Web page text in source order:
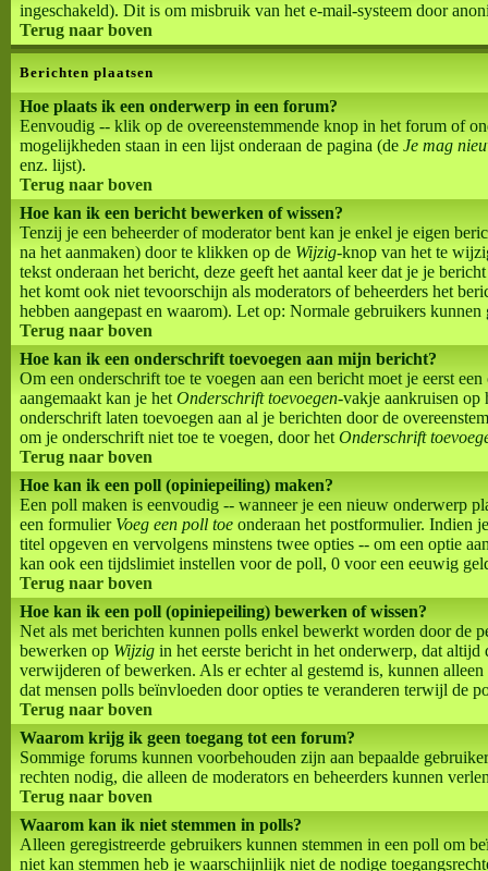
ingeschakeld). Dit is om misbruik van het e-mail-systeem door
Terug naar boven
Berichten plaatsen
Hoe plaats ik een onderwerp in een forum?
Eenvoudig -- klik op de overeenstemmende knop in het forum of
mogelijkheden staan in een lijst onderaan de pagina (de Je mag
enz. lijst).
Terug naar boven
Hoe kan ik een bericht bewerken of wissen?
Tenzij je een beheerder of moderator bent kan je enkel je eigen
na het aanmaken) door te klikken op de Wijzig-knop van het te
tekst onderaan het bericht, deze geeft het aantal keer dat je je
het komt ook niet tevoorschijn als moderators of beheerders het
hebben aangepast en waarom). Let op: Normale gebruikers
Terug naar boven
Hoe kan ik een onderschrift toevoegen aan mijn bericht?
Om een onderschrift toe te voegen aan een bericht moet je eerst
aangemaakt kan je het Onderschrift toevoegen-vakje aankruisen op
onderschrift laten toevoegen aan al je berichten door de
om je onderschrift niet toe te voegen, door het Onderschrift
Terug naar boven
Hoe kan ik een poll (opiniepeiling) maken?
Een poll maken is eenvoudig -- wanneer je een nieuw onderwerp
een formulier Voeg een poll toe onderaan het postformulier. Indien
titel opgeven en vervolgens minstens twee opties -- om een optie
kan ook een tijdslimiet instellen voor de poll, 0 voor een eeuwig
Terug naar boven
Hoe kan ik een poll (opiniepeiling) bewerken of wissen?
Net als met berichten kunnen polls enkel bewerkt worden door de
bewerken op Wijzig in het eerste bericht in het onderwerp, dat
verwijderen of bewerken. Als er echter al gestemd is, kunnen
dat mensen polls beïnvloeden door opties te veranderen terwijl de
Terug naar boven
Waarom krijg ik geen toegang tot een forum?
Sommige forums kunnen voorbehouden zijn aan bepaalde
rechten nodig, die alleen de moderators en beheerders kunnen
Terug naar boven
Waarom kan ik niet stemmen in polls?
Alleen geregistreerde gebruikers kunnen stemmen in een poll om
niet kan stemmen heb je waarschijnlijk niet de nodige